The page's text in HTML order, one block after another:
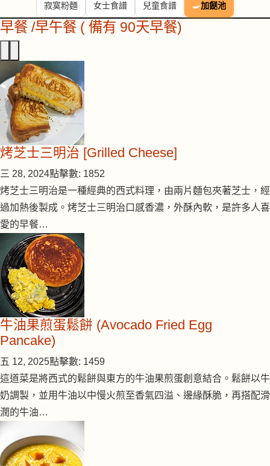
寂寞粉麵 女士食譜 兒童食譜 🍳加餸池
早餐 /早午餐 ( 備有 90天早餐)
烤芝士三明治 [Grilled Cheese]
三 28, 2024點擊數: 1852
烤芝士三明治是一種經典的西式料理，由兩片麵包夾著芝士，經
過加熱後製成。烤芝士三明治口感香濃，外酥內軟，是許多人喜
愛的早餐…
牛油果煎蛋鬆餅 (Avocado Fried Egg
Pancake)
五 12, 2025點擊數: 1459
這道菜是將西式的鬆餅與東方的牛油果煎蛋創意結合。鬆餅以牛
奶調製，並用牛油以中慢火煎至香氣四溢、邊緣酥脆，再搭配滑
潤的牛油…